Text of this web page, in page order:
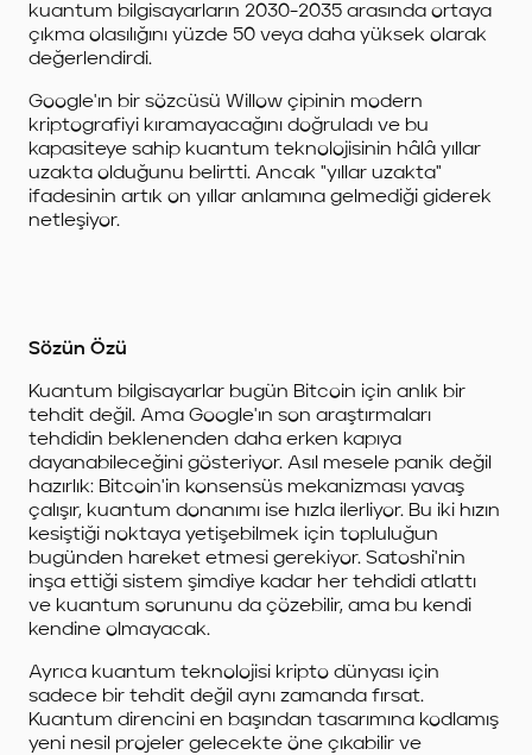
kuantum bilgisayarların 2030-2035 arasında ortaya
çıkma olasılığını yüzde 50 veya daha yüksek olarak
değerlendirdi.
Google'ın bir sözcüsü Willow çipinin modern
kriptografiyi kıramayacağını doğruladı ve bu
kapasiteye sahip kuantum teknolojisinin hâlâ yıllar
uzakta olduğunu belirtti. Ancak "yıllar uzakta"
ifadesinin artık on yıllar anlamına gelmediği giderek
netleşiyor.
Sözün Özü
Kuantum bilgisayarlar bugün Bitcoin için anlık bir
tehdit değil. Ama Google'ın son araştırmaları
tehdidin beklenenden daha erken kapıya
dayanabileceğini gösteriyor. Asıl mesele panik değil
hazırlık: Bitcoin'in konsensüs mekanizması yavaş
çalışır, kuantum donanımı ise hızla ilerliyor. Bu iki hızın
kesiştiği noktaya yetişebilmek için topluluğun
bugünden hareket etmesi gerekiyor. Satoshi'nin
inşa ettiği sistem şimdiye kadar her tehdidi atlattı
ve kuantum sorununu da çözebilir, ama bu kendi
kendine olmayacak.
Ayrıca kuantum teknolojisi kripto dünyası için
sadece bir tehdit değil aynı zamanda fırsat.
Kuantum direncini en başından tasarımına kodlamış
yeni nesil projeler gelecekte öne çıkabilir ve